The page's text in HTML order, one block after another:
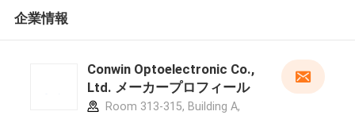
企業情報
Conwin Optoelectronic Co.,
Ltd. メーカープロフィール
Room 313-315, Building A,